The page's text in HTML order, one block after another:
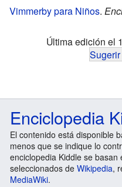
Vimmerby para Niños.
Última edición el
Enciclopedia
El contenido está disponible
menos que se indique lo
enciclopedia Kiddle se
seleccionados de Wikipedia,
MediaWiki.